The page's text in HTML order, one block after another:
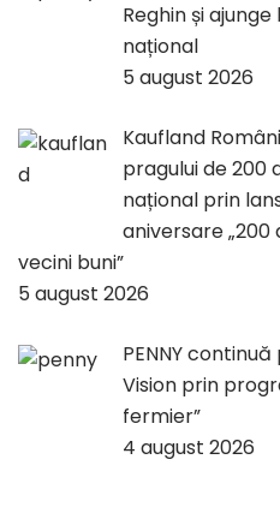
Reghin și
național
5 august 2026
Kaufland
pragului de 200
național prin
aniversare „200
vecini buni”
5 august 2026
PENNY
Vision prin
fermier”
4 august 2026